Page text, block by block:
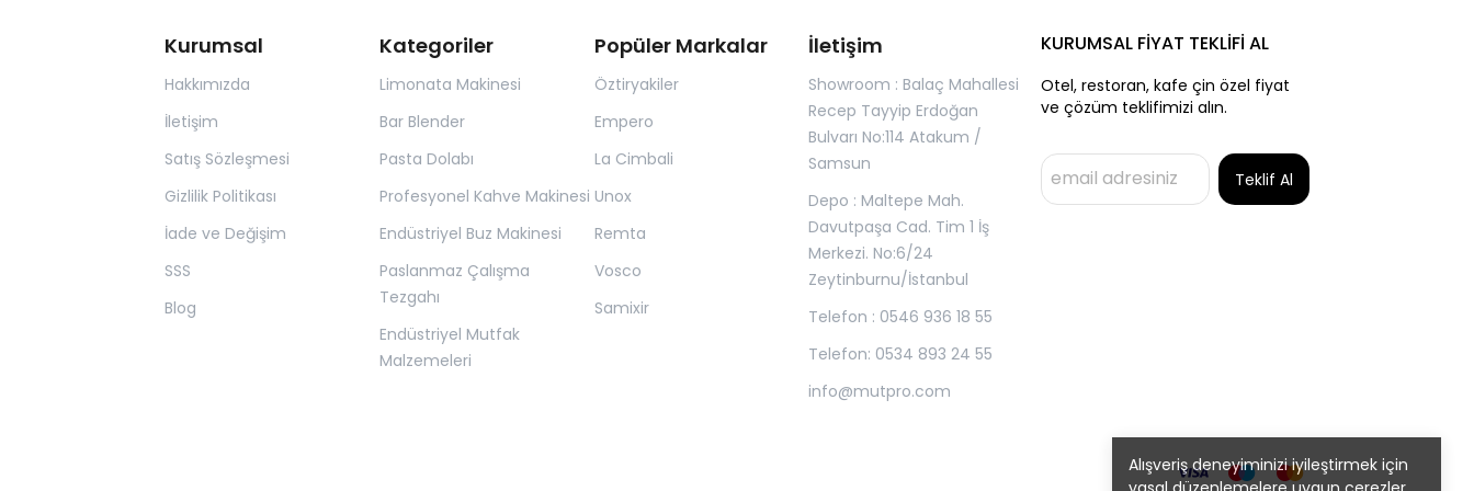
Alışveriş deneyiminizi iyileştirmek için
Kurumsal
Hakkımızda
İletişim
Satış Sözleşmesi
Gizlilik Politikası
İade ve Değişim
SSS
Blog
Kategoriler
Limonata Makinesi
Bar Blender
Pasta Dolabı
Profesyonel Kahve Makinesi
Endüstriyel Buz Makinesi
Paslanmaz Çalışma
Tezgahı
Endüstriyel Mutfak
Malzemeleri
Popüler Markalar
Öztiryakiler
Empero
La Cimbali
Unox
Remta
Vosco
Samixir
İletişim
Showroom : Balaç Mahallesi
Recep Tayyip Erdoğan
Bulvarı No:114 Atakum /
Samsun
Depo : Maltepe Mah.
Davutpaşa Cad. Tim 1 İş
Merkezi. No:6/24
Zeytinburnu/İstanbul
Telefon : 0546 936 18 55
Telefon: 0534 893 24 55
info@mutpro.com
KURUMSAL FİYAT TEKLİFİ AL
Otel, restoran, kafe çin özel fiyat
ve çözüm teklifimizi alın.
Teklif Al